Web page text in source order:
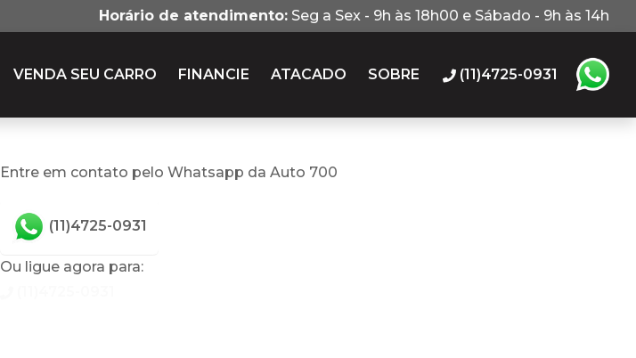
Horário de atendimento: Seg a Sex - 9h às 18h00 e Sábado - 9h às 14h
VENDA SEU CARRO FINANCIE ATACADO SOBRE (11)4725-0931
Entre em contato pelo Whatsapp da Auto 700
(11)4725-0931
Ou ligue agora para: